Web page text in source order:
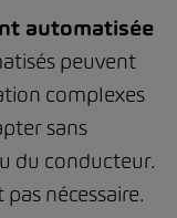
automatisée
peuvent
complexes
sans
du conducteur.
nécessaire.